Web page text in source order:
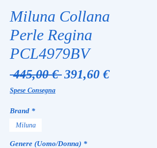
Miluna Collana
Perle Regina
PCL4979BV
445,00 € Prezzo
391,60 €Prezzo
Spese Consegna
Brand *
Miluna
Genere (Uomo/Donna) *